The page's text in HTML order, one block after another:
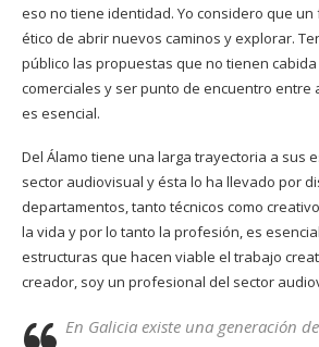
eso no tiene identidad. Yo considero que
ético de abrir nuevos caminos y explorar.
público las propuestas que no tienen
comerciales y ser punto de encuentro entre
es esencial.
Del Álamo tiene una larga trayectoria a sus
sector audiovisual y ésta lo ha llevado por
departamentos, tanto técnicos como
la vida y por lo tanto la profesión, es
estructuras que hacen viable el trabajo
creador, soy un profesional del sector
En Galicia existe una generación